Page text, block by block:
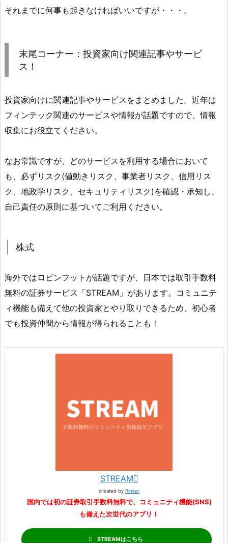
それまでに何事も起きなければいいですが・・・。
末尾コーナー：投資家向け関連記事やサービ
ス！
投資家向けに関連記事やサービスをまとめました。近年は
フィンテック関連のサービスや情報が話題ですので、情報
収集にお役立てください。
なお常識ですが、どのサービスを利用する場合において
も、必ずリスク(値動きリスク、事業者リスク、信用リス
ク、地政学リスク、セキュリティリスク)を確認・承知し、
自己責任の原則に基づいてご利用ください。
株式
海外ではロビンフットが話題ですが、日本では取引手数料
無料の証券サービス「STREAM」があります。コミュニテ
ィ機能も備えて他の投資家とやり取りできるため、初心者
でも投資仲間から情報が得られることも！
STREAM
created by Rinker
国内では初の証券取引手数料無料で、コミュニティ機能(SNS)
も備えた次世代のアプリ！
STREAM